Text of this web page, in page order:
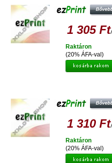
1 305 Ft
(20% ÁFA-val)
Raktáron
1 310 Ft
(20% ÁFA-val)
Raktáron